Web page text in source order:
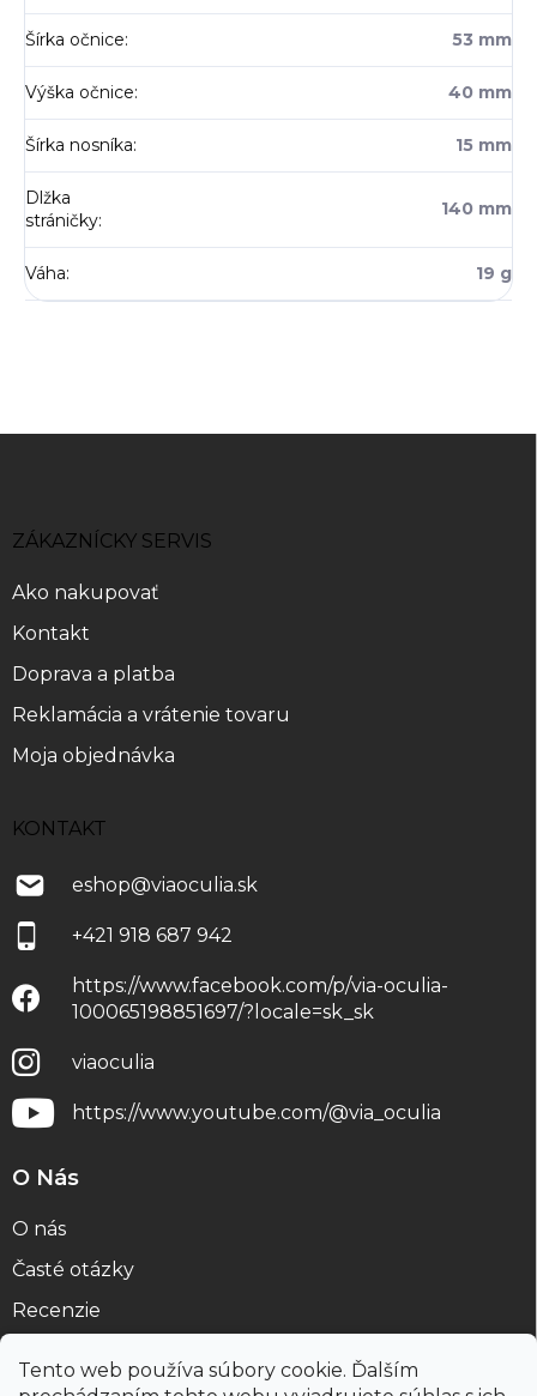
Tento web používa súbory cookie. Ďalším
Šírka očnice: 53 mm
Výška očnice: 40 mm
Šírka nosníka: 15 mm
Dlžka
stráničky:
140 mm
Váha: 19 g
e
ZÁKAZNÍCKY SERVIS
Ako nakupovať
Kontakt
Doprava a platba
Reklamácia a vrátenie tovaru
Moja objednávka
KONTAKT
eshop@viaoculia.sk
+421 918 687 942
https://www.facebook.com/p/via-oculia-
100065198851697/?locale=sk_sk
viaoculia
https://www.youtube.com/@via_oculia
O Nás
O nás
Časté otázky
Recenzie